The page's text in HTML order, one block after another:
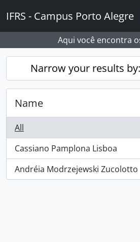
IFRS - Campus Porto Alegre
Aqui você encontra
Narrow your results by:
Name
All
Cassiano Pamplona Lisboa
, 1 results
Andréia Modrzejewski Zucolotto
, 1 results